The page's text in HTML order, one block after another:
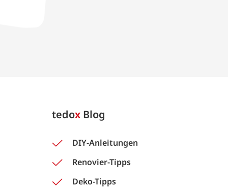
tedox Blog
DIY-Anleitungen
Renovier-Tipps
Deko-Tipps